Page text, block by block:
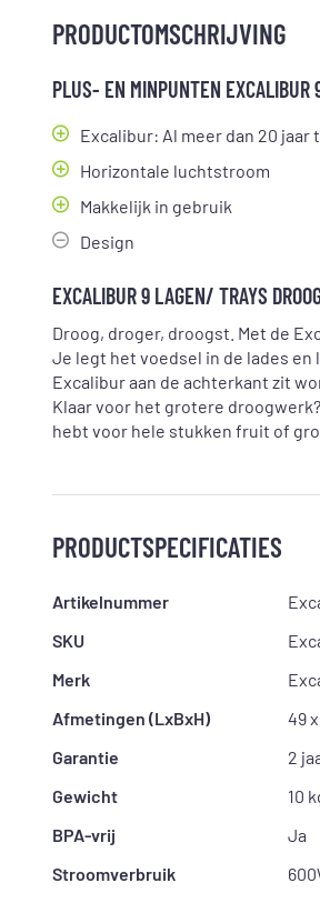
PRODUCTOMSCHRIJVING
PLUS- EN MINPUNTEN EXCALIBUR
Excalibur: Al meer dan 20 jaar
Horizontale luchtstroom
Makkelijk in gebruik
Design
EXCALIBUR 9 LAGEN/ TRAYS
Droog, droger, droogst. Met de
Je legt het voedsel in de lades en
Excalibur aan de achterkant zit
Klaar voor het grotere
hebt voor hele stukken fruit of
PRODUCTSPECIFICATIES
Artikelnummer
SKU
Merk
Afmetingen (LxBxH)
49
Garantie
2
Gewicht
10
BPA-vrij
Ja
Stroomverbruik